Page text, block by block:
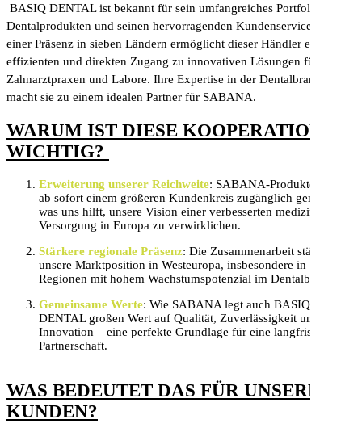
BASIQ DENTAL ist bekannt für sein umfangreiches Portfolio an
Dentalprodukten und seinen hervorragenden Kundenservice. Mit
einer Präsenz in sieben Ländern ermöglicht dieser Händler einen
effizienten und direkten Zugang zu innovativen Lösungen für
Zahnarztpraxen und Labore. Ihre Expertise in der Dentalbranche
macht sie zu einem idealen Partner für SABANA.
WARUM IST DIESE KOOPERATION
WICHTIG?
Erweiterung unserer Reichweite: SABANA-Produkte werden
ab sofort einem größeren Kundenkreis zugänglich gemacht,
was uns hilft, unsere Vision einer verbesserten medizinischen
Versorgung in Europa zu verwirklichen.
Stärkere regionale Präsenz: Die Zusammenarbeit stärkt
unsere Marktposition in Westeuropa, insbesondere in
Regionen mit hohem Wachstumspotenzial im Dentalbereich.
Gemeinsame Werte: Wie SABANA legt auch BASIQ
DENTAL großen Wert auf Qualität, Zuverlässigkeit und
Innovation – eine perfekte Grundlage für eine langfristige
Partnerschaft.
WAS BEDEUTET DAS FÜR UNSERE
KUNDEN?